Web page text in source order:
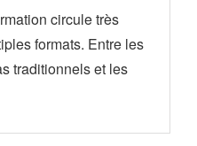
circule très
formats. Entre les
traditionnels et les